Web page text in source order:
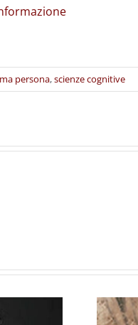
persona,scienze cognitive